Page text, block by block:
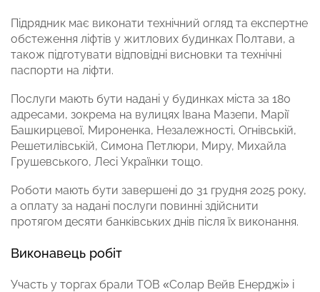
Підрядник має виконати технічний огляд та експертне
обстеження ліфтів у житлових будинках Полтави, а
також підготувати відповідні висновки та технічні
паспорти на ліфти.
Послуги мають бути надані у будинках міста за 180
адресами, зокрема на вулицях Івана Мазепи, Марії
Башкирцевої, Мироненка, Незалежності, Огнівській,
Решетилівській, Симона Петлюри, Миру, Михайла
Грушевського, Лесі Українки тощо.
Роботи мають бути завершені до 31 грудня 2025 року,
а оплату за надані послуги повинні здійснити
протягом десяти банківських днів після їх виконання.
Виконавець робіт
Участь у торгах брали ТОВ «Солар Вейв Енерджі» і